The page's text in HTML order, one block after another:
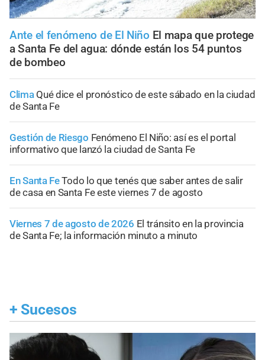
Ante el fenómeno de El Niño El mapa que protege
a Santa Fe del agua: dónde están los 54 puntos
de bombeo
Clima Qué dice el pronóstico de este sábado en la ciudad
de Santa Fe
Gestión de Riesgo Fenómeno El Niño: así es el portal
informativo que lanzó la ciudad de Santa Fe
En Santa FeTodo lo que tenés que saber antes de salir
de casa en Santa Fe este viernes 7 de agosto
Viernes 7 de agosto de 2026 El tránsito en la provincia
de Santa Fe; la información minuto a minuto
+ Sucesos